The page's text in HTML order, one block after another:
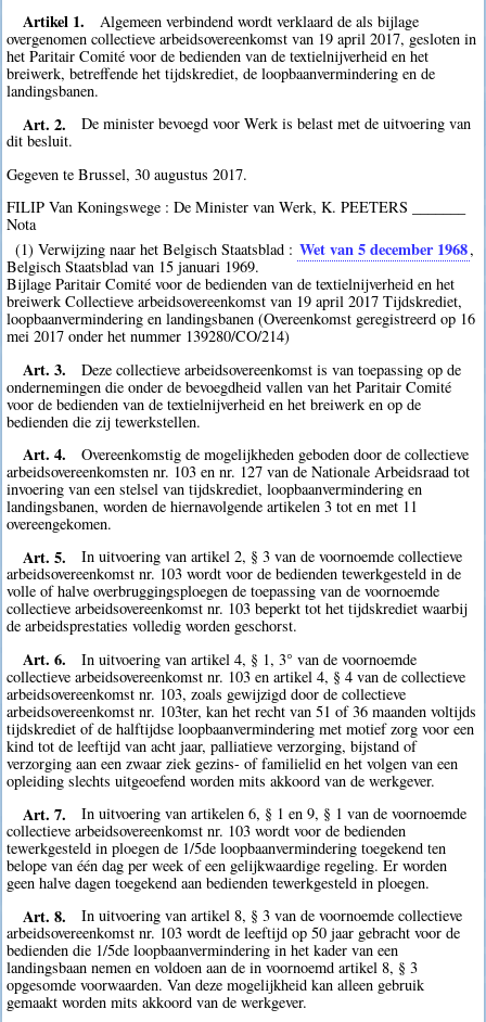
Artikel 1.
Algemeen verbindend wordt verklaard de als bijlage
overgenomen collectieve arbeidsovereenkomst van 19 april 2017, gesloten in
het Paritair Comité voor de bedienden van de textielnijverheid en het
breiwerk, betreffende het tijdskrediet, de loopbaanvermindering en de
landingsbanen.
Art. 2.
De minister bevoegd voor Werk is belast met de uitvoering van
dit besluit.
Gegeven te Brussel, 30 augustus 2017.
FILIP Van Koningswege : De Minister van Werk, K. PEETERS _______
Nota
(1) Verwijzing naar het Belgisch Staatsblad : Wet van 5 december 1968,
Belgisch Staatsblad van 15 januari 1969.
Bijlage Paritair Comité voor de bedienden van de textielnijverheid en het
breiwerk Collectieve arbeidsovereenkomst van 19 april 2017 Tijdskrediet,
loopbaanvermindering en landingsbanen (Overeenkomst geregistreerd op 16
mei 2017 onder het nummer 139280/CO/214)
Art. 3.
Deze collectieve arbeidsovereenkomst is van toepassing op de
ondernemingen die onder de bevoegdheid vallen van het Paritair Comité
voor de bedienden van de textielnijverheid en het breiwerk en op de
bedienden die zij tewerkstellen.
Art. 4.
Overeenkomstig de mogelijkheden geboden door de collectieve
arbeidsovereenkomsten nr. 103 en nr. 127 van de Nationale Arbeidsraad tot
invoering van een stelsel van tijdskrediet, loopbaanvermindering en
landingsbanen, worden de hiernavolgende artikelen 3 tot en met 11
overeengekomen.
Art. 5.
In uitvoering van artikel 2, § 3 van de voornoemde collectieve
arbeidsovereenkomst nr. 103 wordt voor de bedienden tewerkgesteld in de
volle of halve overbruggingsploegen de toepassing van de voornoemde
collectieve arbeidsovereenkomst nr. 103 beperkt tot het tijdskrediet waarbij
de arbeidsprestaties volledig worden geschorst.
Art. 6.
In uitvoering van artikel 4, § 1, 3° van de voornoemde
collectieve arbeidsovereenkomst nr. 103 en artikel 4, § 4 van de collectieve
arbeidsovereenkomst nr. 103, zoals gewijzigd door de collectieve
arbeidsovereenkomst nr. 103ter, kan het recht van 51 of 36 maanden voltijds
tijdskrediet of de halftijdse loopbaanvermindering met motief zorg voor een
kind tot de leeftijd van acht jaar, palliatieve verzorging, bijstand of
verzorging aan een zwaar ziek gezins- of familielid en het volgen van een
opleiding slechts uitgeoefend worden mits akkoord van de werkgever.
Art. 7.
In uitvoering van artikelen 6, § 1 en 9, § 1 van de voornoemde
collectieve arbeidsovereenkomst nr. 103 wordt voor de bedienden
tewerkgesteld in ploegen de 1/5de loopbaanvermindering toegekend ten
belope van één dag per week of een gelijkwaardige regeling. Er worden
geen halve dagen toegekend aan bedienden tewerkgesteld in ploegen.
Art. 8.
In uitvoering van artikel 8, § 3 van de voornoemde collectieve
arbeidsovereenkomst nr. 103 wordt de leeftijd op 50 jaar gebracht voor de
bedienden die 1/5de loopbaanvermindering in het kader van een
landingsbaan nemen en voldoen aan de in voornoemd artikel 8, § 3
opgesomde voorwaarden. Van deze mogelijkheid kan alleen gebruik
gemaakt worden mits akkoord van de werkgever.